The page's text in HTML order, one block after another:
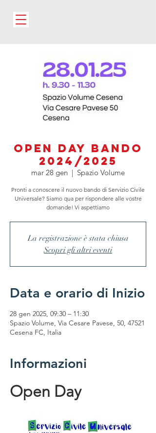
Open Day Bando
2024/2025
mar 28 gen
  |
Spazio Volume
Pronti a conoscere il nuovo bando di Servizio Civile
Universale? Siamo qua per rispondere alle vostre
domande! Vi aspettiamo
La registrazione è stata chiusa
Scopri gli altri eventi
Data e orario di Inizio
28 gen 2025, 09:30 – 11:30
Spazio Volume, Via Cesare Pavese, 50, 47521
Cesena FC, Italia
Informazioni
Open Day